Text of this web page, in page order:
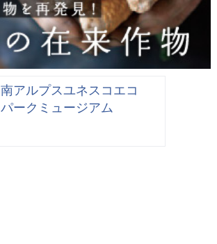
南アルプスユネスコエコ
パークミュージアム